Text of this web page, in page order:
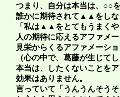
つまり、自分は本当は、○○を
誰かに期待されて▲▲をしな
「私は▲▲をとてもうまくや
人の期待に応えるアファメ
見栄からくるアファメーショ
（心の中で、葛藤が生じてし
本当は、したくないことをア
効果はありません。
言っていて 「うんうんそう